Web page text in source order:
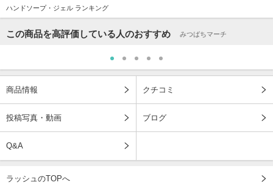
ハンドソープ・ジェル ランキング
この商品を高評価している人のおすすめ みつばちマーチ
商品情報 クチコミ
投稿写真・動画 ブログ
Q&A
ラッシュのTOPへ